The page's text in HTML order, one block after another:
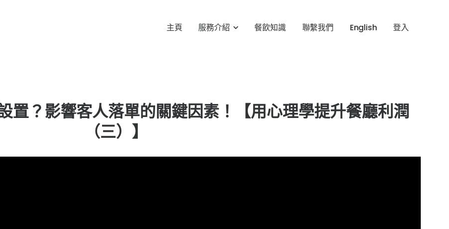
主頁 服務介紹 餐飲知識 聯繫我們 English 登入
置？影響客人落單的關鍵因素！【用心理學提升餐廳利潤
（三）】